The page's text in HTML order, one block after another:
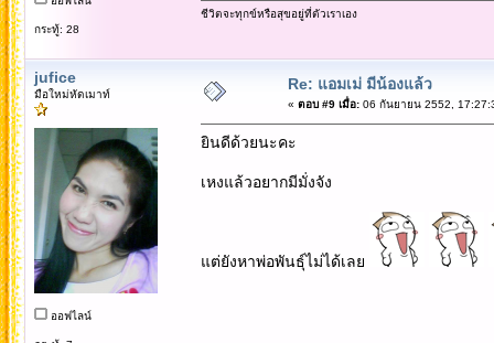
กระทู้: 28
ชีวิตจะทุกข์หรือสุขอยู่ที่ตัวเราเอง
jufice
มือใหม่หัดเมาท์
ออฟไลน์
Re: แอมเม่ มีน้องแล้ว
« ตอบ #9 เมื่อ:06 กันยายน 2552,
ยินดีด้วยนะคะ
เหงแล้วอยากมีมั่งจัง
แต่ยังหาพ่อพันธุ์ไม่ได้เลย